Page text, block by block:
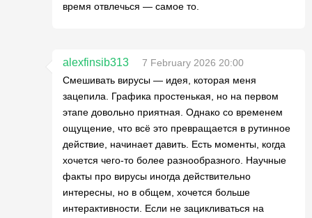
время отвлечься — самое то.
alexfinsib313
7 February 2026 20:00
Смешивать вирусы — идея, которая меня
зацепила. Графика простенькая, но на первом
этапе довольно приятная. Однако со временем
ощущение, что всё это превращается в рутинное
действие, начинает давить. Есть моменты, когда
хочется чего-то более разнообразного. Научные
факты про вирусы иногда действительно
интересны, но в общем, хочется больше
интерактивности. Если не зацикливаться на